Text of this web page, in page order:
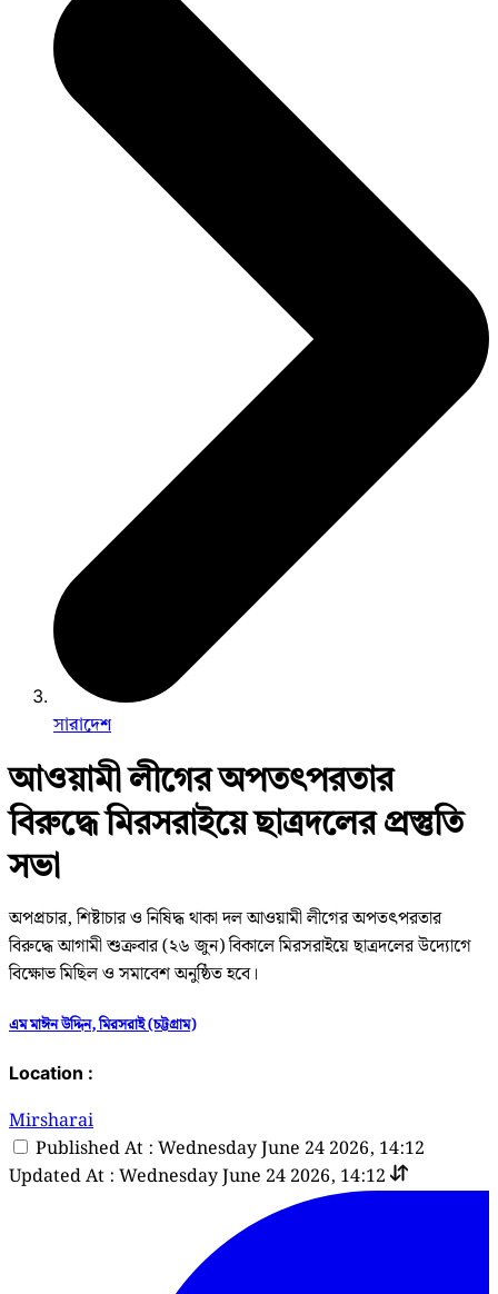
সারাদেশ
আওয়ামী লীগের অপতৎপরতার
বিরুদ্ধে মিরসরাইয়ে ছাত্রদলের প্রস্তুতি
সভা
অপপ্রচার, শিষ্টাচার ও নিষিদ্ধ থাকা দল আওয়ামী লীগের অপতৎপরতার
বিরুদ্ধে আগামী শুক্রবার (২৬ জুন) বিকালে মিরসরাইয়ে ছাত্রদলের উদ্যোগে
বিক্ষোভ মিছিল ও সমাবেশ অনুষ্ঠিত হবে।
এম মাঈন উদ্দিন, মিরসরাই (চট্টগ্রাম)
Location :
Mirsharai
Published At : Wednesday June 24 2026, 14:12
Updated At : Wednesday June 24 2026, 14:12